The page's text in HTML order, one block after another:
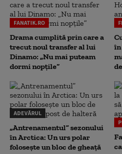
FANATIK.RO
Drama cumplită prin care a
trecut noul transfer al lui
Dinamo: „Nu mai puteam
dormi nopțile”
în
ADEVĂRUL
„Antrenamentul” sezonului
în Arctica: Un urs polar
folosește un bloc de gheață